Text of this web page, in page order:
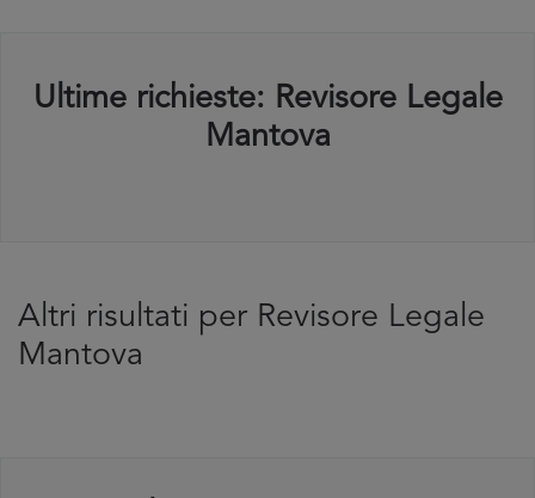
Ultime richieste: Revisore Legale
Mantova
Altri risultati per Revisore Legale
Mantova